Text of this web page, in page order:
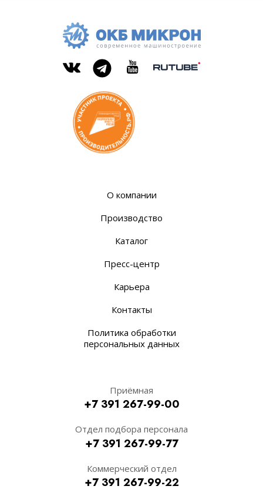
«Микрон»
машиностроение
ВконтактеTelegramYouTubeRutube
О компании
Производство
Каталог
Пресс-центр
Карьера
Контакты
Политика обработки
персональных данных
Приёмная
+7 391 267-99-00
Отдел подбора персонала
+7 391 267-99-77
Коммерческий отдел
+7 391 267-99-22